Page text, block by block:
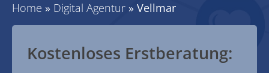
Home » Digital Agentur » Vellmar
Kostenloses Erstberatung: